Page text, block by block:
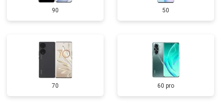
90 50
70 60 pro